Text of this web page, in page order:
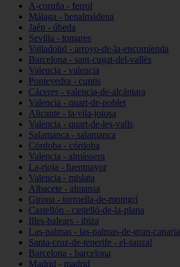
A-coruña - ferrol
Málaga - benalmádena
Jaén - úbeda
Sevilla - tomares
Valladolid - arroyo-de-la-encomienda
Barcelona - sant-cugat-del-vallès
Valencia - valencia
Pontevedra - cuntis
Cáceres - valencia-de-alcántara
Valencia - quart-de-poblet
Alicante - la-vila-joiosa
Valencia - quart-de-les-valls
Salamanca - salamanca
Córdoba - córdoba
Valencia - almàssera
La-rioja - fuenmayor
Valencia - mislata
Albacete - almansa
Girona - torroella-de-montgrí
Castellón - castelló-de-la-plana
Illes-balears - ibiza
Las-palmas - las-palmas-de-gran-canaria
Santa-cruz-de-tenerife - el-sauzal
Barcelona - barcelona
Madrid - madrid